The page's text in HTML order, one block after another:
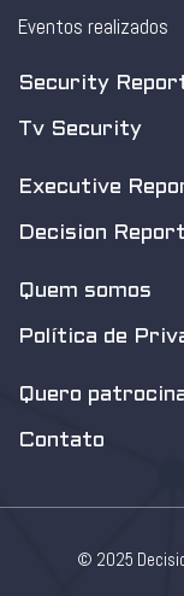
Eventos realizados
Security
Tv Security
Executive
Decision Report
Quem somos
Política de
Quero
Contato
© 2025